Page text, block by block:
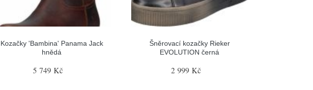
Kozačky 'Bambina' Panama Jack
hnědá
5 749 Kč
Šněrovací kozačky Rieker
EVOLUTION černá
2 999 Kč